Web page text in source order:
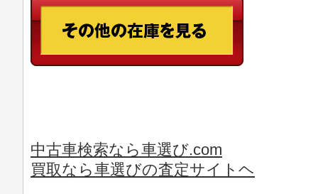
中古車検索なら車選び.com
買取なら車選びの査定サイトヘ